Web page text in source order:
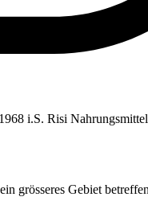
i.S. Risi
grösseres Gebiet